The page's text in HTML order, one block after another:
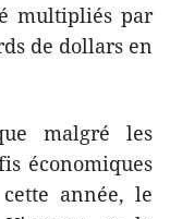
multipliés par
de dollars en
malgré les
économiques
année, le